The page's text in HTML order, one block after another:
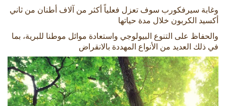
وغابة سيرفكورب سوف تعزل فعلياً أكثر من آلاف أطنان من ثاني
أكسيد الكربون خلال مدة حياتها
والحفاظ على التنوع البيولوجي واستعادة موائل موطنا للبرية، بما
في ذلك العديد من الأنواع المهددة بالانقراض